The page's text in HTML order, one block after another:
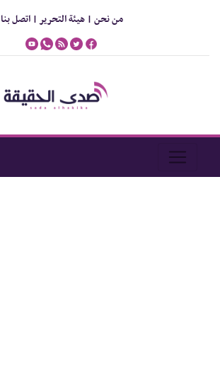
من نحن |هيئة التحرير |اتصل بنا